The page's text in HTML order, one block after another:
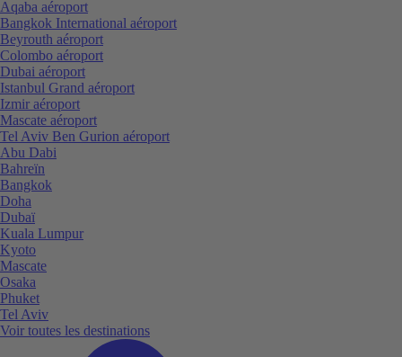
Aqaba aéroport
Bangkok International aéroport
Beyrouth aéroport
Colombo aéroport
Dubai aéroport
Istanbul Grand aéroport
Izmir aéroport
Mascate aéroport
Tel Aviv Ben Gurion aéroport
Abu Dabi
Bahreïn
Bangkok
Doha
Dubaï
Kuala Lumpur
Kyoto
Mascate
Osaka
Phuket
Tel Aviv
Voir toutes les destinations